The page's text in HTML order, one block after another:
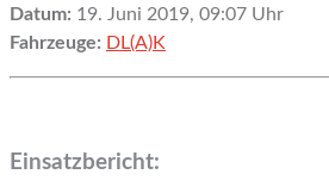
Datum: 19. Juni 2019, 09:07 Uhr
Fahrzeuge: DL(A)K
Einsatzbericht: